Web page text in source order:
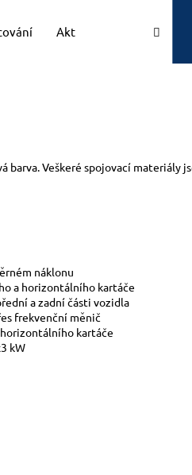
Aktuality Kontakty
barva. Veškeré spojovací materiály
náklonu
a horizontálního kartáče
a zadní části vozidla
frekvenční měnič
kartáče
kW